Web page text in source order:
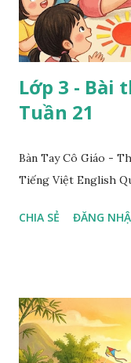
Lớp 3 - Bài
Tuần 21
Bàn Tay Cô Giáo -
Tiếng Việt English
CHIA SẺ ĐĂNG